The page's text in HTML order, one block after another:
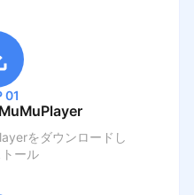
01
をダウンロードし
ール